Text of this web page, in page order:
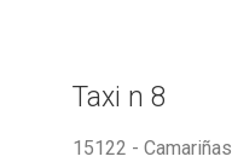
Taxi n 8
15122 - Camariñas